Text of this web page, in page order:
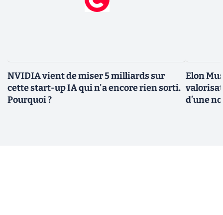
NVIDIA vient de miser 5 milliards sur
cette start-up IA qui n'a encore rien sorti.
Pourquoi ?
Elon
d’une